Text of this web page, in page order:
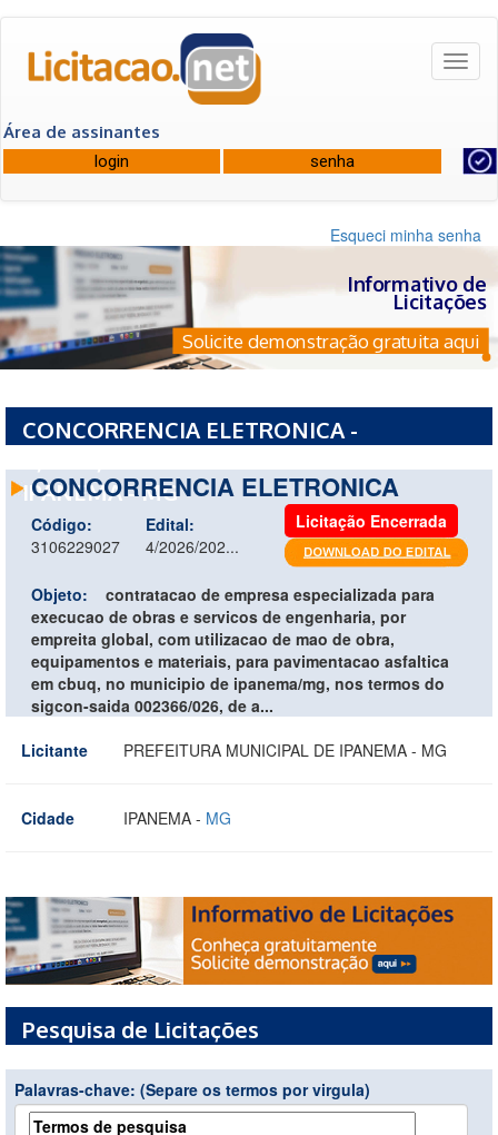
Área de assinantes
Esqueci minha senha
Informativo de
Licitações
Solicite demonstração gratuita aqui
CONCORRENCIA ELETRONICA -
IPANEMA - MG
CONCORRENCIA ELETRONICA
Código:
3106229027
Edital:
4/2026/202...
Licitação Encerrada
Objeto:
contratacao de empresa especializada para
execucao de obras e servicos de engenharia, por
empreita global, com utilizacao de mao de obra,
equipamentos e materiais, para pavimentacao asfaltica
em cbuq, no municipio de ipanema/mg, nos termos do
sigcon-saida 002366/026, de a...
Licitante
PREFEITURA MUNICIPAL DE IPANEMA - MG
Cidade IPANEMA - MG
Pesquisa de Licitações
Palavras-chave: (Separe os termos por virgula)